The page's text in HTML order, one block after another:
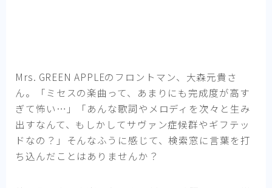
Mrs. GREEN APPLEのフロントマン、大森元貴さ
ん。「ミセスの楽曲って、あまりにも完成度が高す
ぎて怖い…」「あんな歌詞やメロディを次々と生み
出すなんて、もしかしてサヴァン症候群やギフテッ
ドなの？」そんなふうに感じて、検索窓に言葉を打
ち込んだことはありませんか？